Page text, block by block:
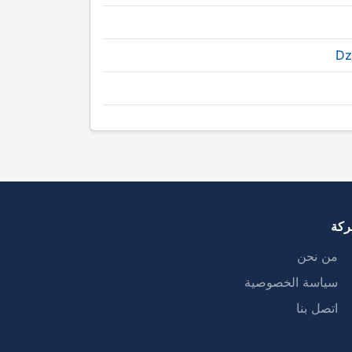
من نحن
سياسة الخصوصية
اتصل بنا